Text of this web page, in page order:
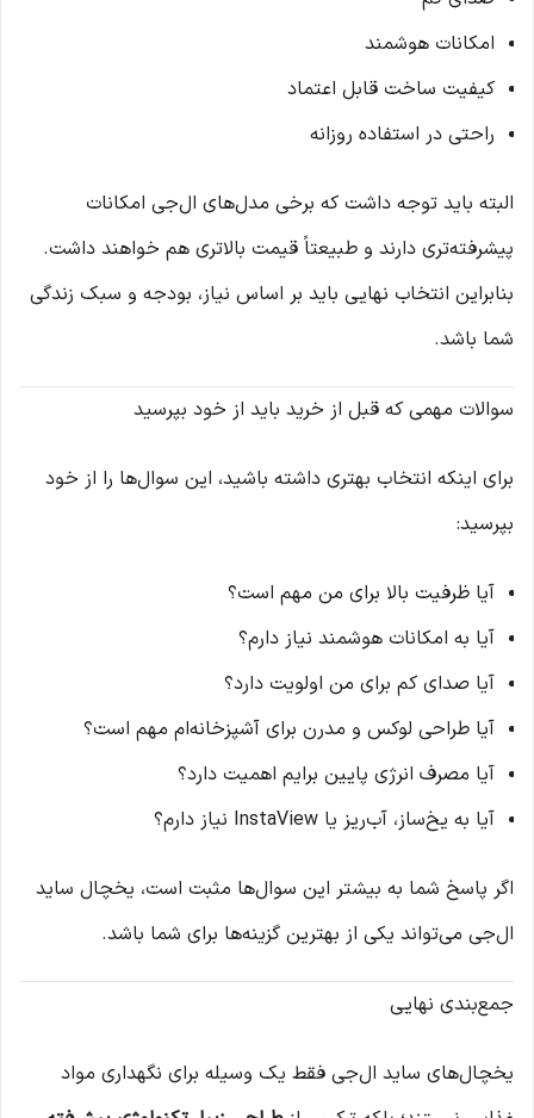
امکانات هوشمند
کیفیت ساخت قابل اعتماد
راحتی در استفاده روزانه
البته باید توجه داشت که برخی مدل‌های ال‌جی امکانات
پیشرفته‌تری دارند و طبیعتاً قیمت بالاتری هم خواهند داشت.
بنابراین انتخاب نهایی باید بر اساس نیاز، بودجه و سبک زندگی
شما باشد.
سوالات مهمی که قبل از خرید باید از خود بپرسید
برای اینکه انتخاب بهتری داشته باشید، این سوال‌ها را از خود
بپرسید:
آیا ظرفیت بالا برای من مهم است؟
آیا به امکانات هوشمند نیاز دارم؟
آیا صدای کم برای من اولویت دارد؟
آیا طراحی لوکس و مدرن برای آشپزخانه‌ام مهم است؟
آیا مصرف انرژی پایین برایم اهمیت دارد؟
آیا به یخ‌ساز، آب‌ریز یا InstaView نیاز دارم؟
اگر پاسخ شما به بیشتر این سوال‌ها مثبت است، یخچال ساید
ال‌جی می‌تواند یکی از بهترین گزینه‌ها برای شما باشد.
جمع‌بندی نهایی
یخچال‌های ساید ال‌جی فقط یک وسیله برای نگهداری مواد